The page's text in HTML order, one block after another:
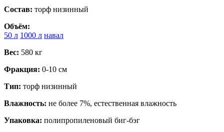
Состав: торф низинный
Объём:
50 л 1000 л навал
Вес: 580 кг
Фракция: 0-10 см
Тип: торф низинный
Влажность: не более 7%, естественная влажность
Упаковка: полипропиленовый биг-бэг